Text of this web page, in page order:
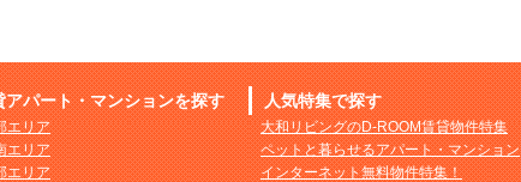
パート・マンションを探す
エリア
エリア
エリア
人気特集で探す
大和リビングのD-ROOM賃貸物件特集
ペットと暮らせるアパート・マンション
インターネット無料物件特集！